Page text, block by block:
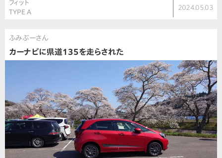
フィット
TYPE A
2024.05.03
ふみぶーさん
カーナビに県道135を走らされた